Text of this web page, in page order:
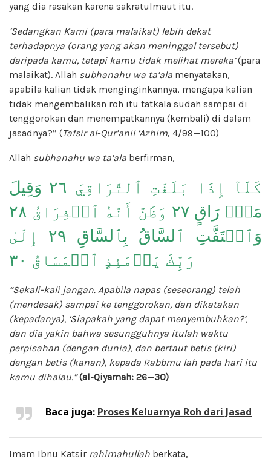
yang dia rasakan karena sakratulmaut itu.
‘Sedangkan Kami (para malaikat) lebih dekat
terhadapnya (orang yang akan meninggal tersebut)
daripada kamu, tetapi kamu tidak melihat mereka’(para
malaikat). Allah subhanahu wa ta’ala menyatakan,
apabila kalian tidak menginginkannya, mengapa kalian
tidak mengembalikan roh itu tatkala sudah sampai di
tenggorokan dan menempatkannya (kembali) di dalam
jasadnya?” (Tafsir al-Qur’anil ‘Azhim, 4/99—100)
Allah subhanahu wa ta’ala berfirman,
كَلَّآ إِذَا بَلَغَتِ ٱلتَّرَاقِيَ ٢٦ وَقِيلَ
مَنۡۜ رَاقٍ ٢٧ وَظَنَّ أَنَّهُ ٱلۡفِرَاقُ ٢٨
وَٱلۡتَفَّتِ ٱلسَّاقُ بِٱلسَّاقِ ٢٩ إِلَىٰ
رَبِّكَ يَوۡمَئِذٍ ٱلۡمَسَاقُ ٣٠
“Sekali-kali jangan. Apabila napas (seseorang) telah
(mendesak) sampai ke tenggorokan, dan dikatakan
(kepadanya), ‘Siapakah yang dapat menyembuhkan?’,
dan dia yakin bahwa sesungguhnya itulah waktu
perpisahan (dengan dunia), dan bertaut betis (kiri)
dengan betis (kanan), kepada Rabbmu lah pada hari itu
kamu dihalau.” (al-Qiyamah: 26—30)
Baca juga: Proses Keluarnya Roh dari Jasad
Imam Ibnu Katsir rahimahullah berkata,